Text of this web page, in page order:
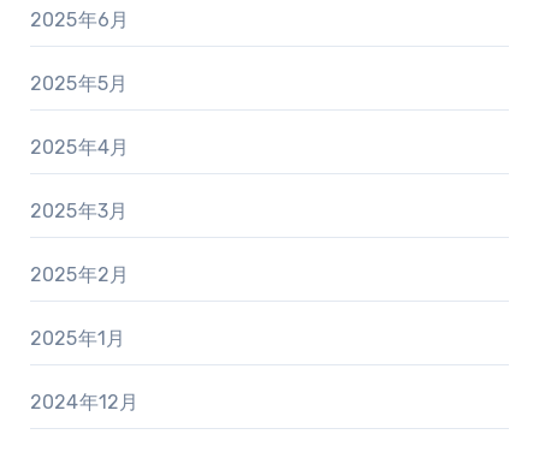
2025年6月
2025年5月
2025年4月
2025年3月
2025年2月
2025年1月
2024年12月